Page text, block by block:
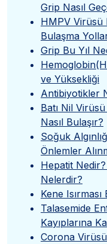
Grip Nasıl
HMPV Virüsü
Bulaşma
Grip Bu Yıl
ve Yüksekliği
Antibiyotikler
Batı Nil
Nasıl Bulaşır?
Soğuk
Önlemler
Hepatit
Nelerdir?
Kene
Talasemide
Kayıplarına
Corona